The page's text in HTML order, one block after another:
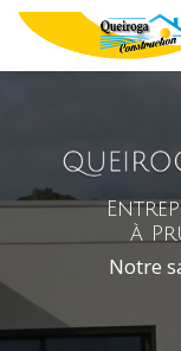
Aller
principal
à
Notre